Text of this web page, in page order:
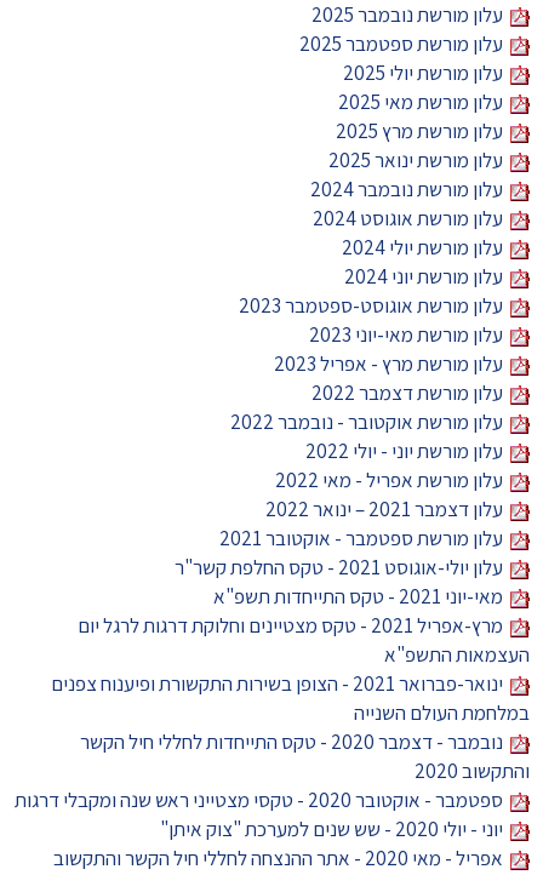
עלון מורשת נובמבר 2025
עלון מורשת ספטמבר 2025
עלון מורשת יולי 2025
עלון מורשת מאי 2025
עלון מורשת מרץ 2025
עלון מורשת ינואר 2025
עלון מורשת נובמבר 2024
עלון מורשת אוגוסט 2024
עלון מורשת יולי 2024
עלון מורשת יוני 2024
עלון מורשת אוגוסט-ספטמבר 2023
עלון מורשת מאי-יוני 2023
עלון מורשת מרץ - אפריל 2023
עלון מורשת דצמבר 2022
עלון מורשת אוקטובר - נובמבר 2022
עלון מורשת יוני - יולי 2022
עלון מורשת אפריל - מאי 2022
עלון דצמבר 2021 – ינואר 2022
עלון מורשת ספטמבר - אוקטובר 2021
עלון יולי-אוגוסט 2021 - טקס החלפת קשר"ר
מאי-יוני 2021 - טקס התייחדות תשפ"א
מרץ-אפריל 2021 - טקס מצטיינים וחלוקת דרגות לרגל יום
העצמאות התשפ"א
ינואר-פברואר 2021 - הצופן בשירות התקשורת ופיענוח צפנים
במלחמת העולם השנייה
נובמבר - דצמבר 2020 - טקס התייחדות לחללי חיל הקשר
והתקשוב 2020
ספטמבר - אוקטובר 2020 - טקסי מצטייני ראש שנה ומקבלי דרגות
יוני - יולי 2020 - שש שנים למערכת "צוק איתן"
אפריל - מאי 2020 - אתר ההנצחה לחללי חיל הקשר והתקשוב